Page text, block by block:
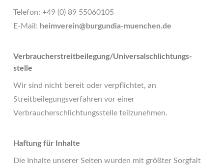
Telefon: +49 (0) 89 55060105
E-Mail: ed.nehcneum-aidnugrub@nierevmieh
Verbraucher­streit­beilegung/Universal­schlichtungs­
stelle
Wir sind nicht bereit oder verpflichtet, an
Streitbeilegungsverfahren vor einer
Verbraucherschlichtungsstelle teilzunehmen.
Haftung für Inhalte
Die Inhalte unserer Seiten wurden mit größter Sorgfalt